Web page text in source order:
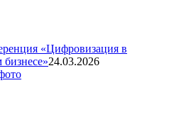
«Цифровизация в
бизнесе»24.03.2026